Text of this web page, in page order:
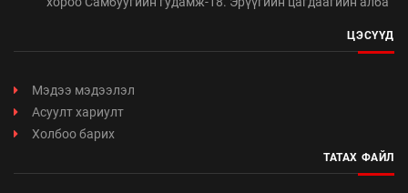
ЦЭСҮҮД
Мэдээ мэдээлэл
Асуулт хариулт
Холбоо барих
ТАТАХ ФАЙЛ